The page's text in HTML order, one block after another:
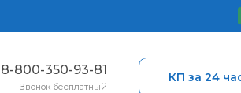
КП за 24
8-800-350-93-81
Звонок бесплатный